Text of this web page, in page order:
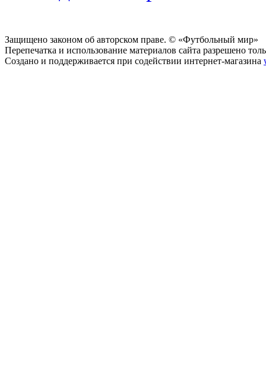
Защищено законом об авторском праве. © «Футбольный мир»
Перепечатка и использование материалов сайта разрешено
Создано и поддерживается при содействии интернет-магазина